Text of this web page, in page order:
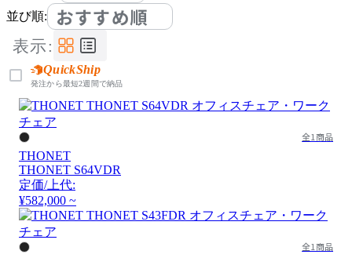
並び順: おすすめ順
表示:
QuickShip
発注から最短2週間で納品
全1商品
THONET
THONET S64VDR
定価/上代:
¥582,000 ~
全1商品